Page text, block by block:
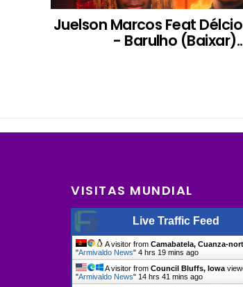
Juelson Marcos Feat
- Barulho
VISITAS MUNDIAL
Live Traffic Feed
A visitor from Camabatela, Cuanza-
"Armivaldo News" 4 hrs 19 mins ago
A visitor from Council Bluffs, Iowa
"Armivaldo News" 14 hrs 41 mins ago